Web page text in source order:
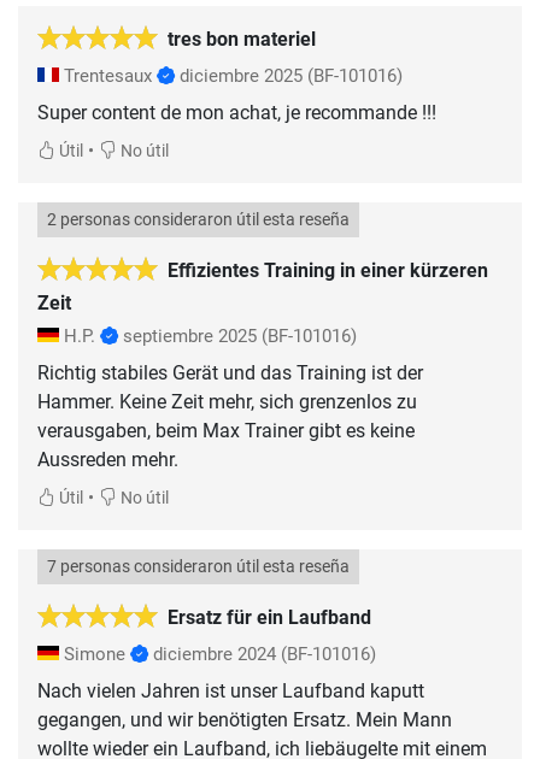
tres bon materiel
Trentesaux diciembre 2025 (BF-101016)
Super content de mon achat, je recommande !!!
Útil • No útil
Effizientes Training in einer kürzeren
Zeit
2 personas consideraron útil esta reseña
H.P. septiembre 2025 (BF-101016)
Richtig stabiles Gerät und das Training ist der
Hammer. Keine Zeit mehr, sich grenzenlos zu
verausgaben, beim Max Trainer gibt es keine
Aussreden mehr.
Útil • No útil
Ersatz für ein Laufband
7 personas consideraron útil esta reseña
Simone diciembre 2024 (BF-101016)
Nach vielen Jahren ist unser Laufband kaputt
gegangen, und wir benötigten Ersatz. Mein Mann
wollte wieder ein Laufband, ich liebäugelte mit einem